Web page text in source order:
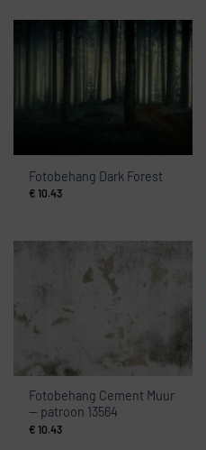
Fotobehang Dark Forest
€ 10.43
Fotobehang Cement Muur
— patroon 13564
€ 10.43